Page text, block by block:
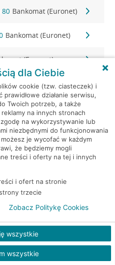
80 Bankomat (Euronet)
Bankomat (Euronet)
(Euronet)
(Planet Cash)
(Planet Cash)
(Planet Cash)
Bankomat (Planet Cash)
(Planet Cash)
(Euronet)
(Euronet)
10 Bankomat (Euronet)
dla Ciebie
cookie (tzw. ciasteczek) i
działanie serwisu,
Twoich potrzeb, a także
na innych stronach
na wykorzystywanie lub
niezbędnymi do funkcjonowania
je wycofać w każdym
że będziemy mogli
treści i oferty na tej i innych
i ofert na stronie
trzecie
wszystkie
wszystkie
Zobacz Politykę Cookies